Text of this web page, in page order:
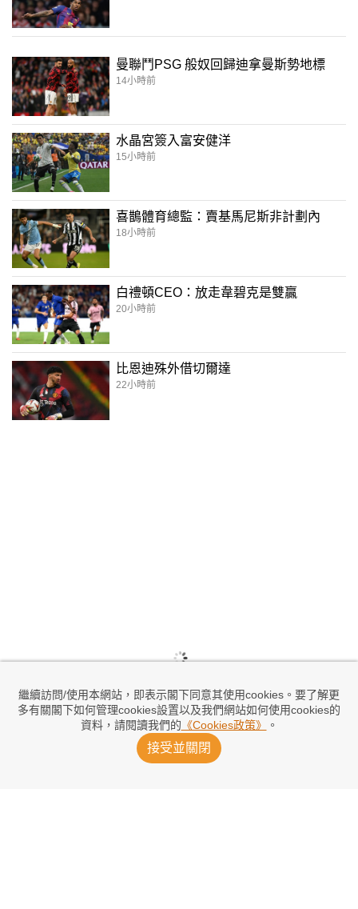
繼續訪問/使用本網站，即表示閣下同意其使用cookies。要了解更
多有關閣下如何管理cookies設置以及我們網站如何使用cookies的
資料，請閱讀我們的 《Cookies政策》 。
接受並關閉
曼聯鬥PSG 般奴回歸迪拿曼斯勢地標
14小時前
水晶宮簽入富安健洋
15小時前
喜鵲體育總監：賣基馬尼斯非計劃內
18小時前
白禮頓CEO：放走韋碧克是雙贏
20小時前
比恩迪殊外借切爾達
22小時前